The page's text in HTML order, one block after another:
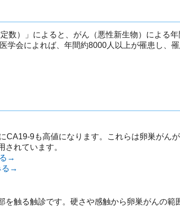
数）」によると、がん（悪性新生物）による
学会によれば、年間約8000人以上が罹患し、
CA19-9も高値になります。これらは卵巣がん
れています。
→
る→
触る触診です。硬さや感触から卵巣がんの範